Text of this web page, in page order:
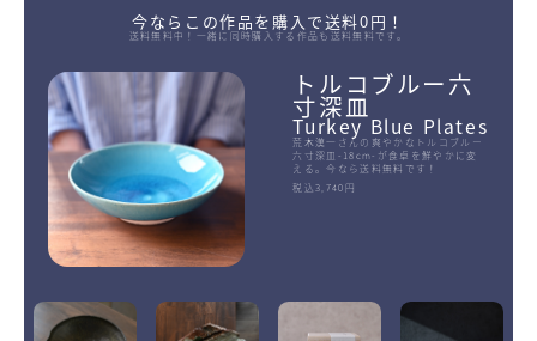
今ならこの作品を購入で送料0円！
送料無料中！一緒に同時購入する作品も送料無料です。
トルコブルー六
寸深皿
Turkey Blue Plates
荒木漢一さんの爽やかなトルコブルー
六寸深皿-18cm-が食卓を鮮やかに変
える。今なら送料無料です！
税込3,740円